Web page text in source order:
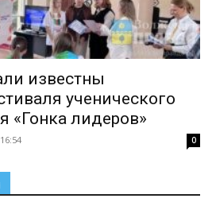
известны
ученического
«Гонка лидеров»
0